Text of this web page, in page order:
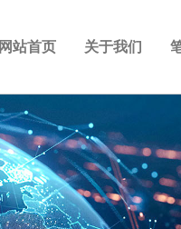
网站首页 关于我们